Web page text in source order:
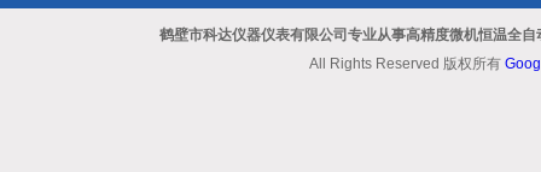
鹤壁市科达仪器仪表有限公司专业从事高精度微机恒温全
All Rights Reserved 版权所有